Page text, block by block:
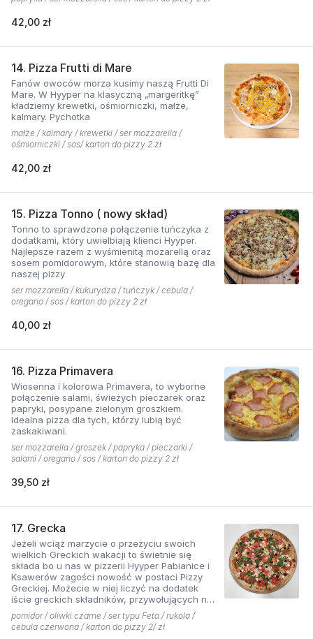
42,00 zł
14. Pizza Frutti di Mare
Fanów owoców morza kusimy naszą Frutti Di
Mare. W Hyyper na klasyczną „margeritkę”
kładziemy krewetki, ośmiorniczki, małże,
kalmary. Pychotka
małże / kalmary / krewetki / ser mozzarella /
ośmiorniczki / sos/ karton do pizzy 2 zł
42,00 zł
15. Pizza Tonno ( nowy skład)
Tonno to sprawdzone połączenie tuńczyka z
dodatkami, który uwielbiają klienci Hyyper.
Najlepsze razem z wyśmienitą mozarellą oraz
sosem pomidorowym, które stanowią bazę dla
naszej pizzy
ser mozzarella / kukurydza / tuńczyk / cebula /
oregano / sos / karton do pizzy 2 zł
40,00 zł
16. Pizza Primavera
Wiosenna i kolorowa Primavera, to wyborne
połączenie salami, świeżych pieczarek oraz
papryki, posypane zielonym groszkiem.
Idealna pizza dla tych, którzy lubią być
zaskakiwani.
ser mozzarella / groszek / papryka / pieczarki /
salami / oregano / sos / karton do pizzy 2 zł
39,50 zł
17. Grecka
Jeżeli wciąż marzycie o przeżyciu swoich
wielkich Greckich wakacji to świetnie się
składa bo u nas w pizzerii Hyyper Pabianice i
Ksawerów zagości nowość w postaci Pizzy
Greckiej. Możecie w niej liczyć na dodatek
iście greckich składników, przywołujących na
myśl piaszczyste plaże i ciepły klimat - ser
typu feta, którego oryginalny smak doskonale
współgra z przypieczoną czerwoną cebulką,
pomidor / oliwki czarne / ser typu Feta / rukola /
cebula czerwona / karton do pizzy 2/ zł